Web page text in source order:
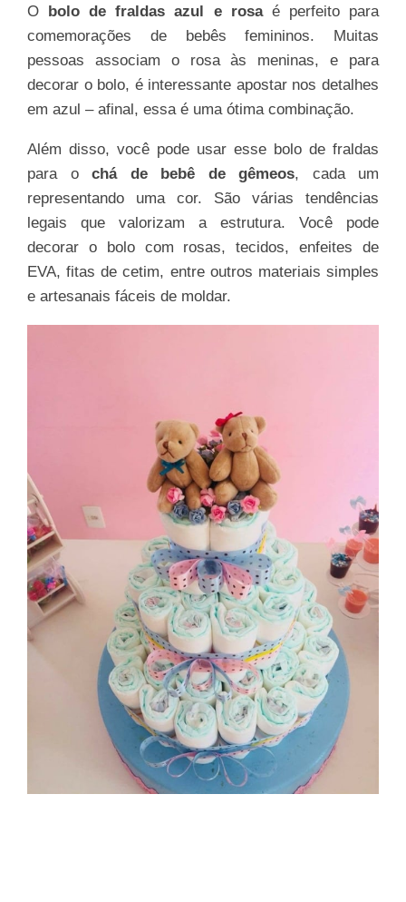
O bolo de fraldas azul e rosaé perfeito para
comemorações de bebês femininos. Muitas
pessoas associam o rosa às meninas, e para
decorar o bolo, é interessante apostar nos detalhes
em azul – afinal, essa é uma ótima combinação.
Além disso, você pode usar esse bolo de fraldas
para o chá de bebê de gêmeos, cada um
representando uma cor. São várias tendências
legais que valorizam a estrutura. Você pode
decorar o bolo com rosas, tecidos, enfeites de
EVA, fitas de cetim, entre outros materiais simples
e artesanais fáceis de moldar.